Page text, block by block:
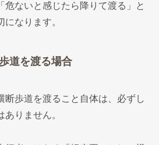
危ないと感じたら降りて渡る」と
なります。
道を渡る場合
断歩道を渡ること自体は、必ずし
ありません。